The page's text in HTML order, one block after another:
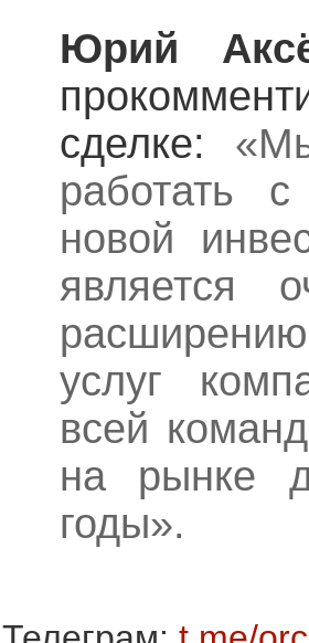
Юрий
сделке:
работать
новой
является
услуг
всей
на рынке
годы».